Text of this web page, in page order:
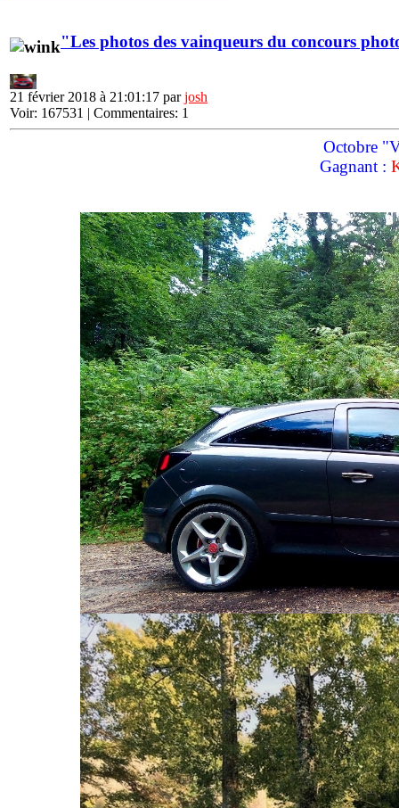
"Les photos des vainqueurs du concours
21 février 2018 à 21:01:17 parjosh
Voir: 167531 | Commentaires: 1
Octobre
Gagnant :